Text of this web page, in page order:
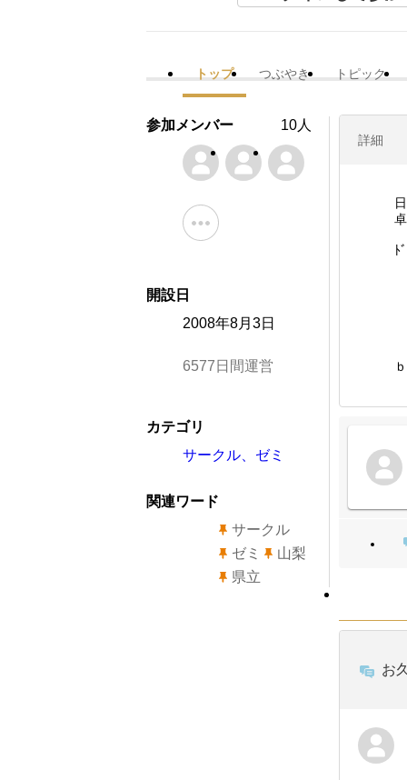
トップ つぶやき トピック
詳細
ﾄ
お
参加メンバー 10人
開設日
2008年8月3日
6577日間運営
カテゴリ
サークル、ゼミ
関連ワード
サークル
ゼミ
山梨
県立